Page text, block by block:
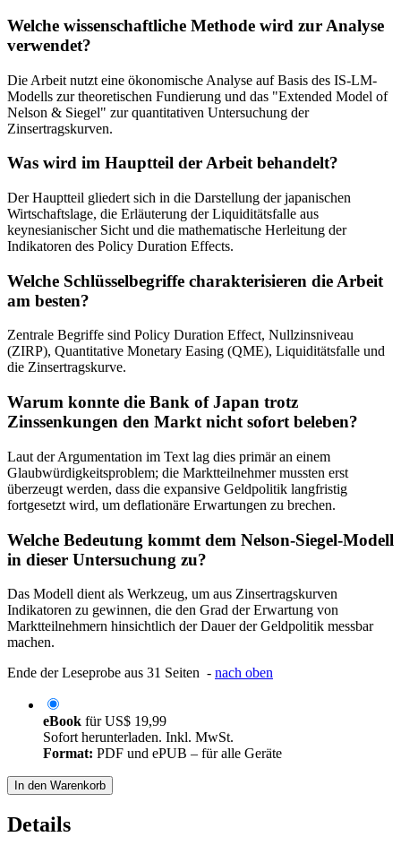
Welche wissenschaftliche Methode wird zur Analyse
verwendet?
Die Arbeit nutzt eine ökonomische Analyse auf Basis des IS-LM-
Modells zur theoretischen Fundierung und das "Extended Model of
Nelson & Siegel" zur quantitativen Untersuchung der
Zinsertragskurven.
Was wird im Hauptteil der Arbeit behandelt?
Der Hauptteil gliedert sich in die Darstellung der japanischen
Wirtschaftslage, die Erläuterung der Liquiditätsfalle aus
keynesianischer Sicht und die mathematische Herleitung der
Indikatoren des Policy Duration Effects.
Welche Schlüsselbegriffe charakterisieren die Arbeit
am besten?
Zentrale Begriffe sind Policy Duration Effect, Nullzinsniveau
(ZIRP), Quantitative Monetary Easing (QME), Liquiditätsfalle und
die Zinsertragskurve.
Warum konnte die Bank of Japan trotz
Zinssenkungen den Markt nicht sofort beleben?
Laut der Argumentation im Text lag dies primär an einem
Glaubwürdigkeitsproblem; die Marktteilnehmer mussten erst
überzeugt werden, dass die expansive Geldpolitik langfristig
fortgesetzt wird, um deflationäre Erwartungen zu brechen.
Welche Bedeutung kommt dem Nelson-Siegel-Modell
in dieser Untersuchung zu?
Das Modell dient als Werkzeug, um aus Zinsertragskurven
Indikatoren zu gewinnen, die den Grad der Erwartung von
Marktteilnehmern hinsichtlich der Dauer der Geldpolitik messbar
machen.
Ende der Leseprobe aus 31 Seiten - nach oben
eBook fürUS$ 19,99
Sofort herunterladen. Inkl. MwSt.
Format: PDF und ePUB – für alle Geräte
In den Warenkorb
Details